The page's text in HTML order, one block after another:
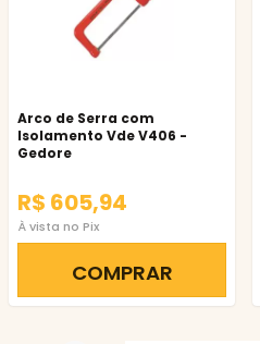
Arco de Serra com
Isolamento Vde V406 -
Gedore
R$ 605,94
À vista no Pix
COMPRAR